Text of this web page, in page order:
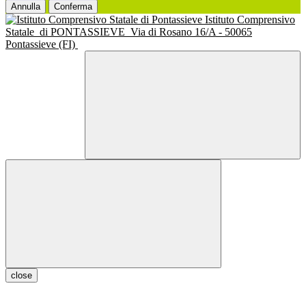
Annulla Conferma
Istituto Comprensivo
Statale di PONTASSIEVE Via di Rosano 16/A - 50065
Pontassieve (FI)
close